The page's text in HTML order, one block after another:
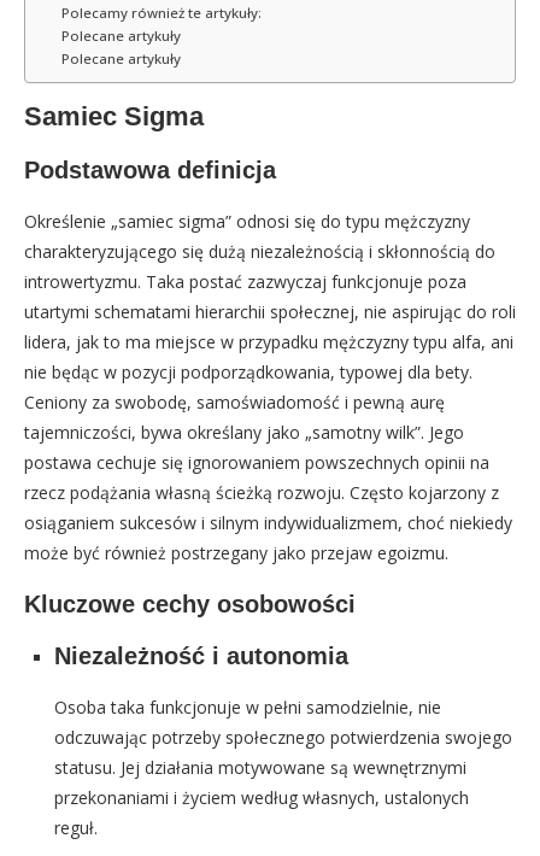
Polecamy również te artykuły:
Polecane artykuły
Polecane artykuły
Samiec Sigma
Podstawowa definicja
Określenie „samiec sigma” odnosi się do typu mężczyzny
charakteryzującego się dużą niezależnością i skłonnością do
introwertyzmu. Taka postać zazwyczaj funkcjonuje poza
utartymi schematami hierarchii społecznej, nie aspirując do roli
lidera, jak to ma miejsce w przypadku mężczyzny typu alfa, ani
nie będąc w pozycji podporządkowania, typowej dla bety.
Ceniony za swobodę, samoświadomość i pewną aurę
tajemniczości, bywa określany jako „samotny wilk”. Jego
postawa cechuje się ignorowaniem powszechnych opinii na
rzecz podążania własną ścieżką rozwoju. Często kojarzony z
osiąganiem sukcesów i silnym indywidualizmem, choć niekiedy
może być również postrzegany jako przejaw egoizmu.
Kluczowe cechy osobowości
Niezależność i autonomia
Osoba taka funkcjonuje w pełni samodzielnie, nie
odczuwając potrzeby społecznego potwierdzenia swojego
statusu. Jej działania motywowane są wewnętrznymi
przekonaniami i życiem według własnych, ustalonych
reguł.